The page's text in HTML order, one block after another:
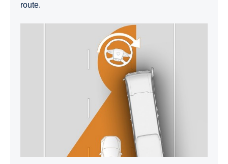
route.